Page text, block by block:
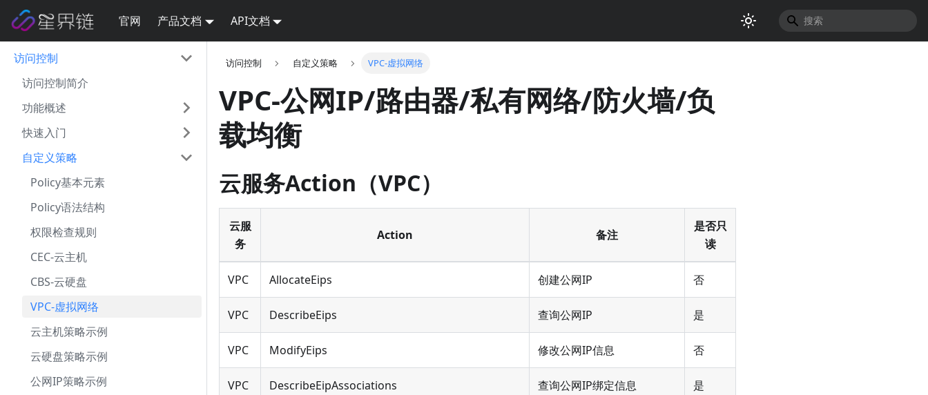
官网 产品文档 API文档
访问控制
访问控制简介
功能概述
快速入门
自定义策略
Policy基本元素
Policy语法结构
权限检查规则
CEC-云主机
CBS-云硬盘
VPC-虚拟网络
云主机策略示例
云硬盘策略示例
公网IP策略示例
访问控制 自定义策略 VPC-虚拟网络
VPC-公网IP/路由器/私有网络/防火墙/负
载均衡
云服务Action（VPC）
云服
务
Action 备注
是否只
读
VPC AllocateEips 创建公网IP 否
VPC DescribeEips 查询公网IP 是
VPC ModifyEips 修改公网IP信息 否
VPC DescribeEipAssociations 查询公网IP绑定信息 是